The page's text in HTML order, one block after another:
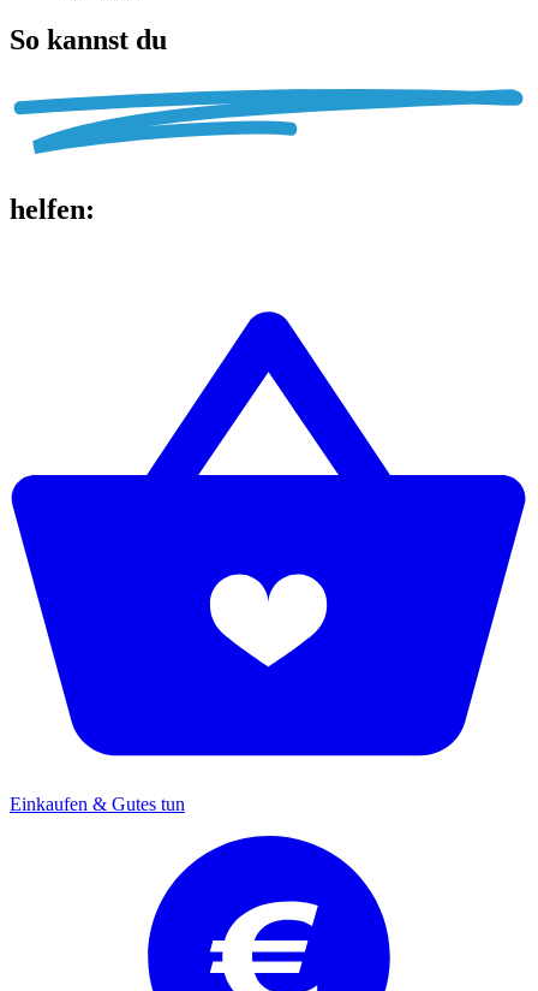
So kannst du
helfen:
Einkaufen & Gutes tun